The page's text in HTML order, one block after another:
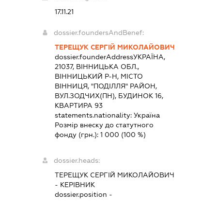
17.11.21
dossier.foundersAndBenef:
ТЕРЕЩУК СЕРГІЙ МИКОЛАЙОВИЧ
dossier.founderAddressУКРАЇНА,
21037, ВІННИЦЬКА ОБЛ.,
ВІННИЦЬКИЙ Р-Н, МІСТО
ВІННИЦЯ, "ПОДІЛЛЯ" РАЙОН,
ВУЛ.ЗОДЧИХ(ПН), БУДИНОК 16,
КВАРТИРА 93
statements.nationality:Україна
Розмір внеску до статутного
фонду (грн.):1 000 (100 %)
dossier.heads:
ТЕРЕЩУК СЕРГІЙ МИКОЛАЙОВИЧ
- КЕРІВНИК
dossier.position -